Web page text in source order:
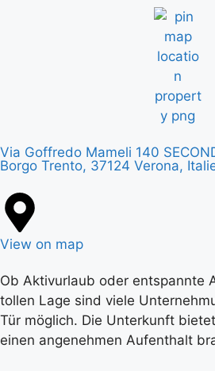
Via Goffredo Mameli 140
Borgo Trento, 37124 Verona,
View on map
Ob Aktivurlaub oder entspannte
tollen Lage sind viele
Tür möglich. Die Unterkunft
einen angenehmen Aufenthalt